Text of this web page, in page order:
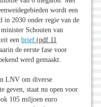
wordt een
in 2030 onder regie van de
Schouten van
een brief (pdf 11
de eerste fase voor
werd gemaakt.
LNV om diverse
geven, staat nu open voor
105 miljoen euro